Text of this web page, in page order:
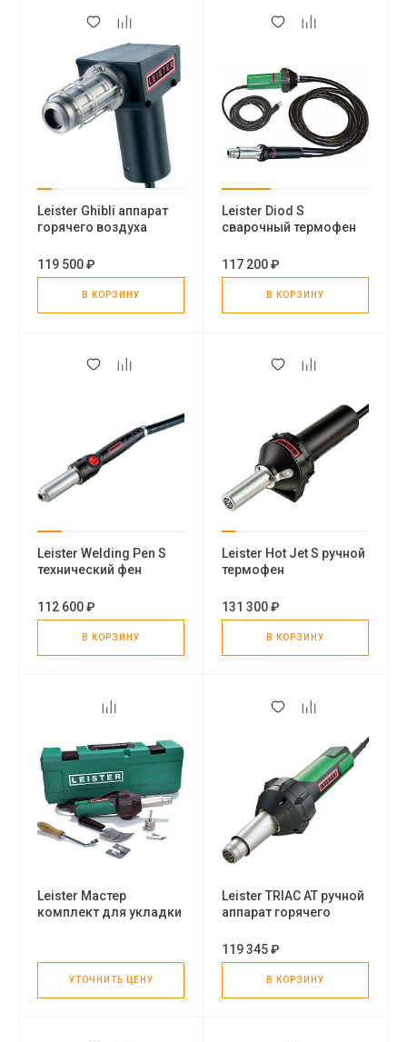
Leister Ghibli аппарат
горячего воздуха
119 500 ₽
В КОРЗИНУ
Leister Diod S
сварочный термофен
117 200 ₽
В КОРЗИНУ
Leister Welding Pen S
технический фен
112 600 ₽
В КОРЗИНУ
Leister Hot Jet S ручной
термофен
131 300 ₽
В КОРЗИНУ
Leister Мастер
комплект для укладки
УТОЧНИТЬ ЦЕНУ
Leister TRIAC AT ручной
аппарат горячего
119 345 ₽
В КОРЗИНУ